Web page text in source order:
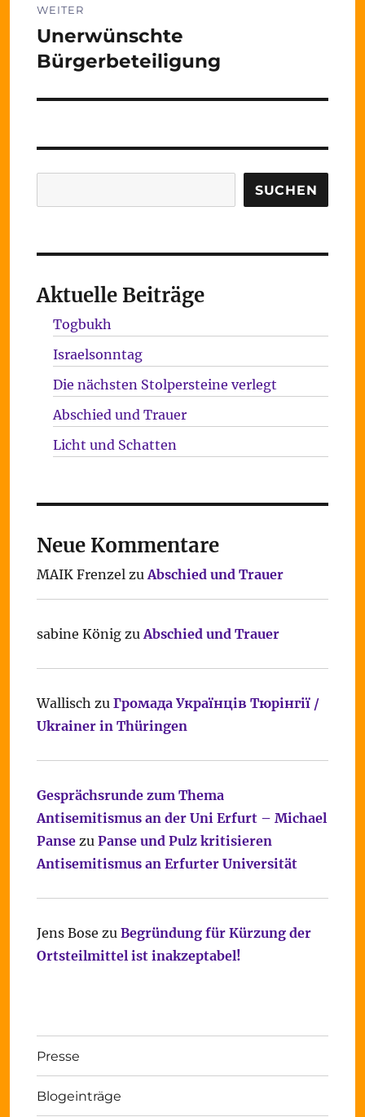
WEITER
Nächster
Beitrag:
Unerwünschte
Bürgerbeteiligung
SUCHEN
Aktuelle Beiträge
Togbukh
Israelsonntag
Die nächsten Stolpersteine verlegt
Abschied und Trauer
Licht und Schatten
Neue Kommentare
MAIK FrenzelzuAbschied und Trauer
sabine KönigzuAbschied und Trauer
Wallisch zu Громада Українців Тюрінгії /
Ukrainer in Thüringen
Gesprächsrunde zum Thema
Antisemitismus an der Uni Erfurt – Michael
Pansezu Panse und Pulz kritisieren
Antisemitismus an Erfurter Universität
Jens Bose zu Begründung für Kürzung der
Ortsteilmittel ist inakzeptabel!
Presse
Blogeinträge